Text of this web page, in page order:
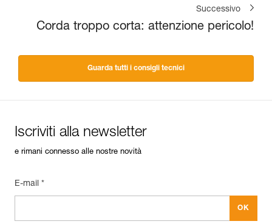
Successivo
Corda troppo corta: attenzione pericolo!
Guarda tutti i consigli tecnici
Iscriviti alla newsletter
e rimani connesso alle nostre novità
E-mail *